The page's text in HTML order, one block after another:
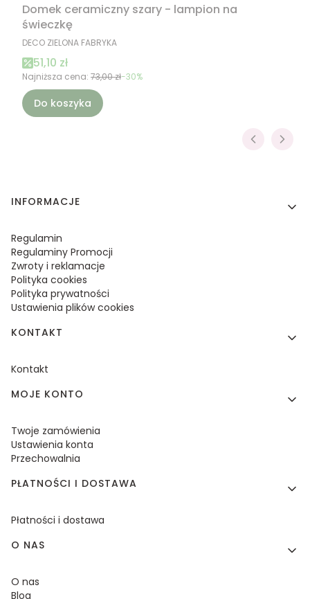
Domek ceramiczny szary - lampion na
świeczkę
PRODUCENT
DECO ZIELONA FABRYKA
Cena promocyjna
51,10 zł
Najniższa cena: 73,00 zł-30%
Do koszyka
Linki w stopce
INFORMACJE
Regulamin
Regulaminy Promocji
Zwroty i reklamacje
Polityka cookies
Polityka prywatności
Ustawienia plików cookies
KONTAKT
Kontakt
MOJE KONTO
Twoje zamówienia
Ustawienia konta
Przechowalnia
PŁATNOŚCI I DOSTAWA
Płatności i dostawa
O NAS
O nas
Blog